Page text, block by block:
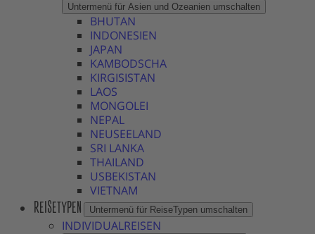
Untermenü für Asien und Ozeanien umschalten
BHUTAN
INDONESIEN
JAPAN
KAMBODSCHA
KIRGISISTAN
LAOS
MONGOLEI
NEPAL
NEUSEELAND
SRI LANKA
THAILAND
USBEKISTAN
VIETNAM
REISETYPEN Untermenü für ReiseTypen umschalten
INDIVIDUALREISEN